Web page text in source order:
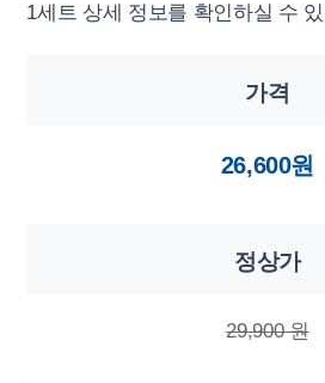
1세트 상세 정보를 확인하실 수
가격
26,600원
정상가
29,900 원